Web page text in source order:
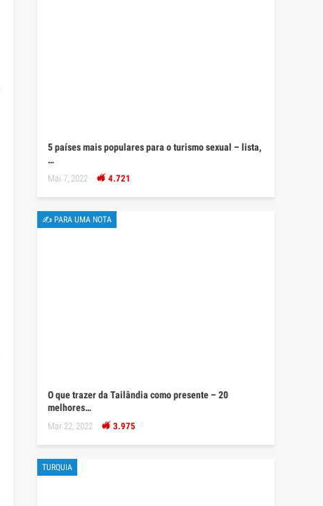
5 países mais populares para o turismo sexual – lista,
…
Mai 7, 2022 4.721
✍ PARA UMA NOTA
O que trazer da Tailândia como presente – 20
melhores…
Mar 22, 2022 3.975
TURQUIA